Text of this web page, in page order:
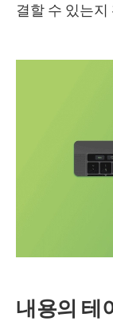
결할 수 있는
내용의 테